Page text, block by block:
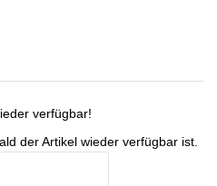
verfügbar!
der Artikel wieder verfügbar ist.